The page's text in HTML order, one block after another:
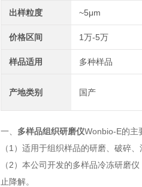
出样粒度 ~5μm
价格区间 1万-5万
样品适用 多种样品
产地类别 国产
一、 多样品组织研磨仪Wonbio-E的主
（1）适用于组织样品的研磨、破碎
（2）本公司开发的多样品冷冻研磨
止降解。